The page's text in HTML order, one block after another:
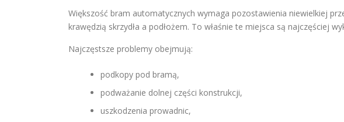
Większość bram automatycznych wymaga pozostawienia niewielkiej
krawędzią skrzydła a podłożem. To właśnie te miejsca są najczęściej
Najczęstsze problemy obejmują:
podkopy pod bramą,
podważanie dolnej części konstrukcji,
uszkodzenia prowadnic,